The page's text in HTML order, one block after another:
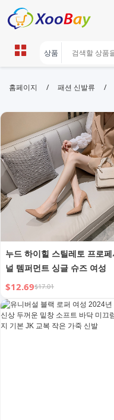
남성용 정장 구
남성 구두,정장 구두,
장 구두, XOOBAY
고급 남성용 정장 구두를 비교
편안함을 함께 고려합니다
홈페이지 / 패션 신발류 /
누드 하이힐 스틸레토 프로페
널 템퍼먼트 싱글 슈즈 여성
$12.69$17.01